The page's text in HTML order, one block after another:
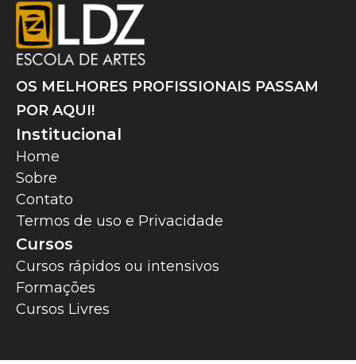
OS MELHORES PROFISSIONAIS PASSAM
POR AQUI!
Institucional
Home
Sobre
Contato
Termos de uso e Privacidade
Cursos
Cursos rápidos ou intensivos
Formações
Cursos Livres